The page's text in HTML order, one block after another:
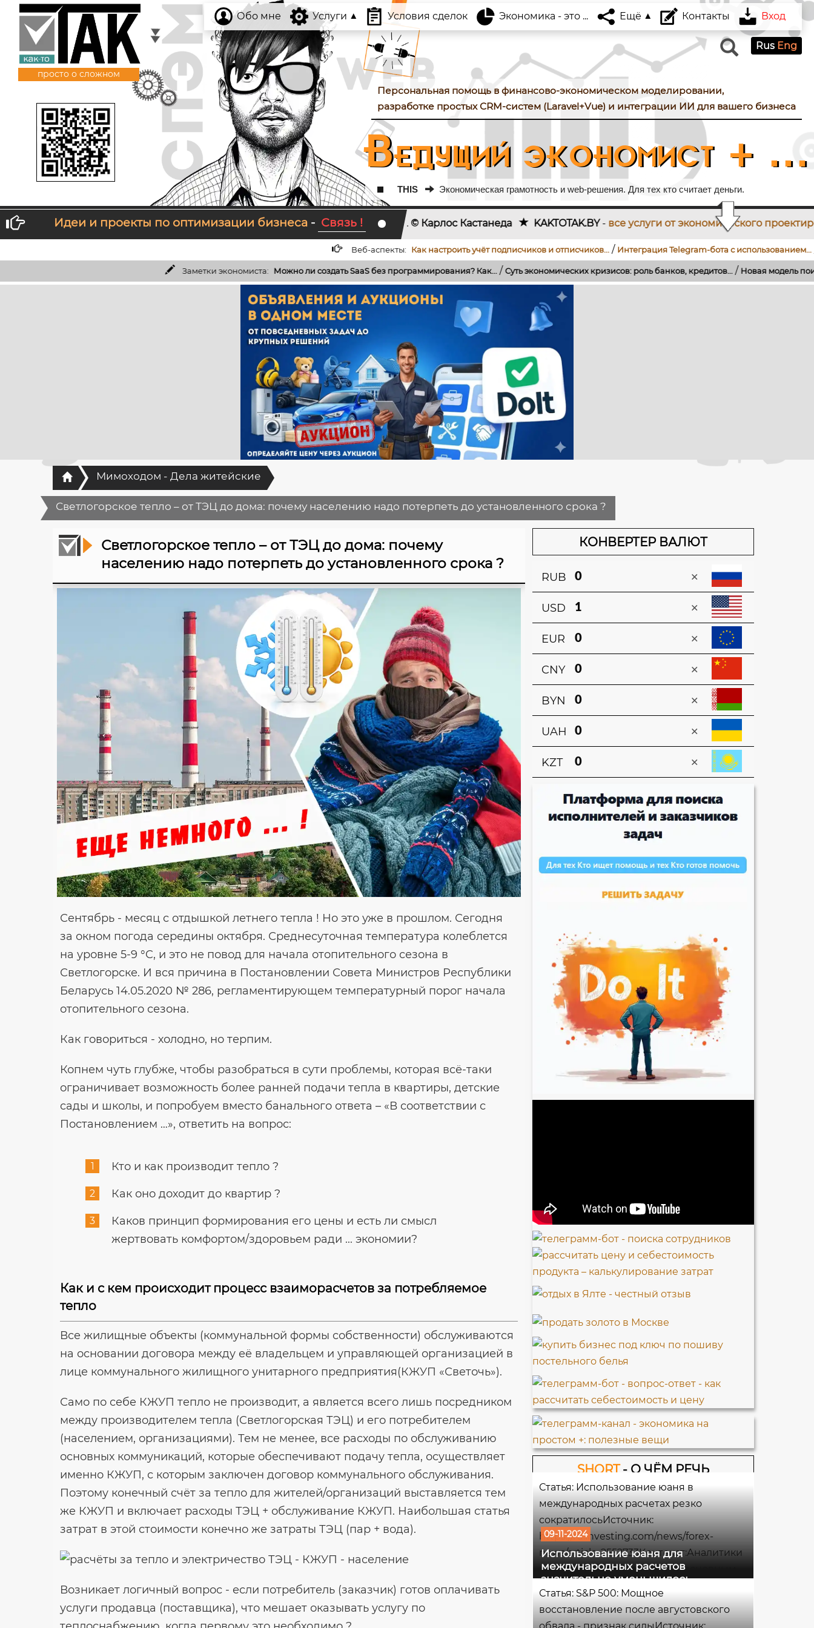
просто о сложном
Ведущий экономист + ...
THIS Экономическая грамотность и web-решения. Для тех кто считает деньги.
Персональная помощь в финансово-экономическом моделировании,
разработке простых CRM-систем (Laravel+Vue) и интеграции ИИ для вашего бизнеса
Rus Eng
Обо мне Услуги Условия сделок Экономика - это ... Ещё Контакты Вход
Идеи и проекты по оптимизации бизнеса - Связь !
то, что ты получаешь, измени то, что ты даешь.© Карлос Кастанеда KAKTOTAK.BY-все услуги от экономического проектирования до
Как настроить учёт подписчиков и отписчиков.../Интеграция Telegram-бота с использованием.../Как подключить
Можно ли создать SaaS без программирования? Как.../Суть экономических кризисов: роль банков, кредитов.../Новая модель поиска работы и оценки
ГлавнаяМимоходом - Дела житейские
Светлогорское тепло – от ТЭЦ до дома: почему населению надо потерпеть до установленного срока ?
Светлогорское тепло – от ТЭЦ до дома: почему
населению надо потерпеть до установленного срока ?
Сентябрь - месяц с отдышкой летнего тепла ! Но это уже в прошлом. Сегодня
за окном погода середины октября. Среднесуточная температура колеблется
на уровне 5-9 °C, и это не повод для начала отопительного сезона в
Светлогорске. И вся причина в Постановлении Совета Министров Республики
Беларусь 14.05.2020 № 286, регламентирующем температурный порог начала
отопительного сезона.
Как говориться - холодно, но терпим.
Копнем чуть глубже, чтобы разобраться в сути проблемы, которая всё-таки
ограничивает возможность более ранней подачи тепла в квартиры, детские
сады и школы, и попробуем вместо банального ответа – «В соответствии с
Постановлением …», ответить на вопрос:
Кто и как производит тепло ?
Как оно доходит до квартир ?
Каков принцип формирования его цены и есть ли смысл
жертвовать комфортом/здоровьем ради ... экономии?
Как и с кем происходит процесс взаиморасчетов за потребляемое
тепло
Все жилищные объекты (коммунальной формы собственности) обслуживаются
на основании договора между её владельцем и управляющей организацией в
лице коммунального жилищного унитарного предприятия(КЖУП «Светочь»).
Само по себе КЖУП тепло не производит, а является всего лишь посредником
между производителем тепла (Cветлогорская ТЭЦ) и его потребителем
(населением, организациями). Тем не менее, все расходы по обслуживанию
основных коммуникаций, которые обеспечивают подачу тепла, осуществляет
именно КЖУП, с которым заключен договор коммунального обслуживания.
Поэтому конечный счёт за тепло для жителей/организаций выставляется тем
же КЖУП и включает расходы ТЭЦ + обслуживание КЖУП. Наибольшая статья
затрат в этой стоимости конечно же затраты ТЭЦ (пар + вода).
Возникает логичный вопрос - если потребитель (заказчик) готов оплачивать
услуги продавца (поставщика), что мешает оказывать услугу по
КОНВЕРТЕР ВАЛЮТ
RUB ×
USD ×
EUR ×
CNY ×
BYN ×
UAH ×
KZT ×
SHORT- О ЧЁМ РЕЧЬ
Статья: Использование юаня в
международных расчетах резко
сократилосьИсточник:
https://ru.investing.com/news/forex-
news/article-2552733Контекст:Аналитики
не уверены, что могло стать основным
юаня, которое было интенсивным в
09-11-2024
Использование юаня для
международных расчетов
значительно уменьшилось
Статья: S&P 500: Мощное
восстановление после августовского